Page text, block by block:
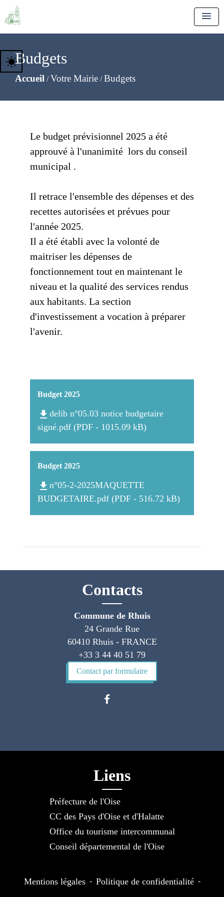
menu
Budgets
Accueil /Votre Mairie /Budgets
wb_sunny
Le budget prévisionnel 2025 a été
approuvé à l'unanimité lors du conseil
municipal .
Il retrace l'ensemble des dépenses et des
recettes autorisées et prévues pour
l'année 2025.
Il a été établi avec la volonté de
maitriser les dépenses de
fonctionnement tout en maintenant le
niveau et la qualité des services rendus
aux habitants. La section
d'investissement a vocation à préparer
l'avenir.
Budget 2025
file_download delib n°05.03 notice budgetaire
signé.pdf (PDF - 1015.09 kB)
Budget 2025
file_download n°05-2-2025MAQUETTE
BUDGETAIRE.pdf (PDF - 516.72 kB)
Contacts
Commune de Rhuis
24 Grande Rue
60410 Rhuis - FRANCE
+33 3 44 40 51 79
Contact par formulaire
Liens
Préfecture de l'Oise
CC des Pays d'Oise et d'Halatte
Office du tourisme intercommunal
Conseil départemental de l'Oise
Mentions légales - Politique de confidentialité -